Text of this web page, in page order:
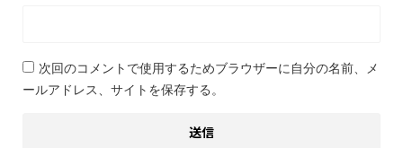
次回のコメントで使用するためブラウザーに自分の名前、メ
ールアドレス、サイトを保存する。